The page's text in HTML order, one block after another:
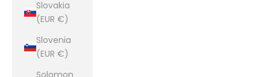
Slovakia
(EUR €)
Slovenia
(EUR €)
Solomon